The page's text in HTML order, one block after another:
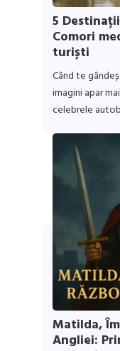
5
Comori
turiști
Când te
imagini apar
celebrele
Matilda,
Angliei: